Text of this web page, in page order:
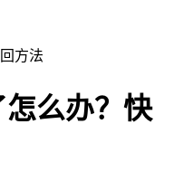
方法
么办？快